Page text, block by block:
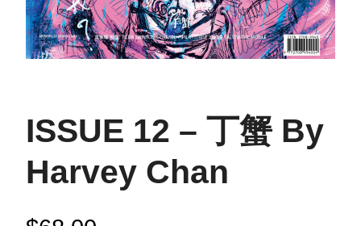
ISSUE 12 – 丁蟹 By
Harvey Chan